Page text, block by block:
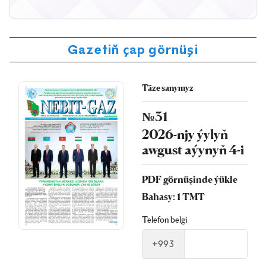
Gazetiň çap görnüşi
Täze sanymyz
№31
2026-njy ýylyň
awgust aýynyň 4-i
PDF görnüşinde ýükle
Bahasy: 1 TMT
Telefon belgi
+993